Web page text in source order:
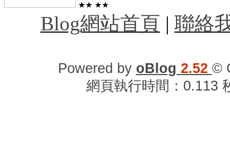
★★ ★★
Blog網站首頁 | 聯絡
Powered by oBlog 2.52 ©
網頁執行時間：0.113